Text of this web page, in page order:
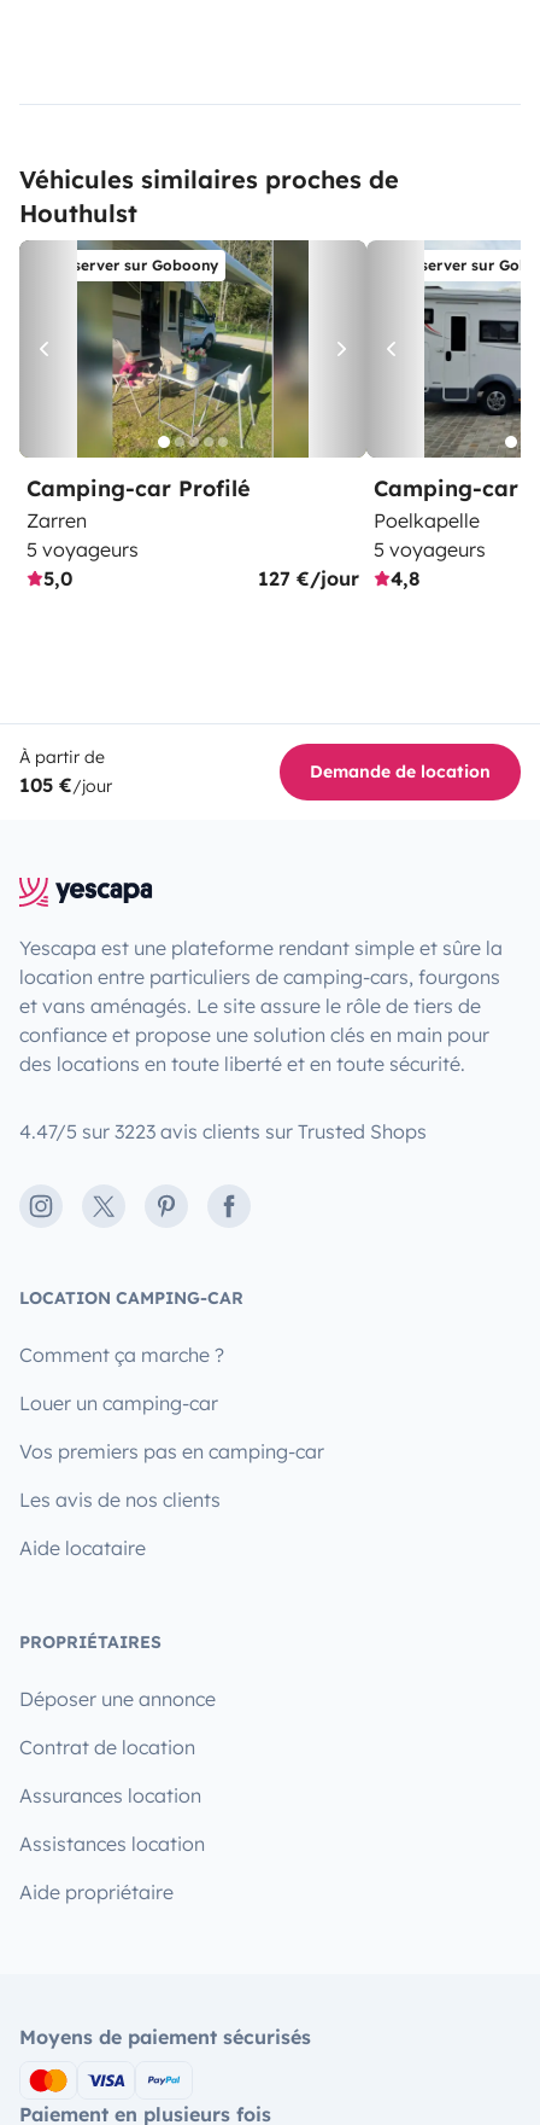
Véhicules similaires proches de
Houthulst
Réserver sur Goboony
Camping-car Profilé
Zarren
5 voyageurs
5,0
127 €/jour
Réserver sur
Camping-car
Poelkapelle
5 voyageurs
4,8
À partir de
105 €/jour
Demande de location
Yescapa est une plateforme rendant simple et sûre la
location entre particuliers de camping-cars, fourgons
et vans aménagés. Le site assure le rôle de tiers de
confiance et propose une solution clés en main pour
des locations en toute liberté et en toute sécurité.
4.47/5 sur 3223 avis clients sur Trusted Shops
Instagram
X PinterestFacebook
LOCATION CAMPING-CAR
Comment ça marche ?
Louer un camping-car
Vos premiers pas en camping-car
Les avis de nos clients
Aide locataire
PROPRIÉTAIRES
Déposer une annonce
Contrat de location
Assurances location
Assistances location
Aide propriétaire
Moyens de paiement sécurisés
Paiement en plusieurs fois